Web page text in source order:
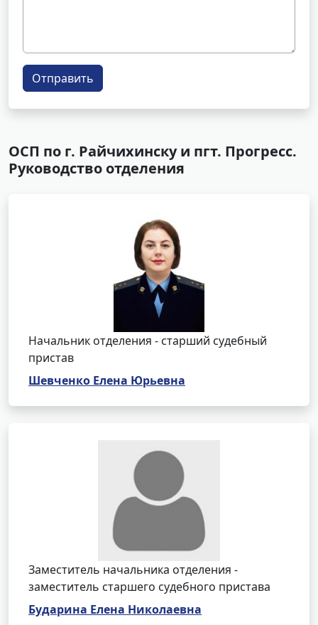
Отправить
ОСП по г. Райчихинску и пгт. Прогресс.
Руководство отделения
Начальник отделения - старший судебный
пристав
Шевченко Елена Юрьевна
Заместитель начальника отделения -
заместитель старшего судебного пристава
Бударина Елена Николаевна